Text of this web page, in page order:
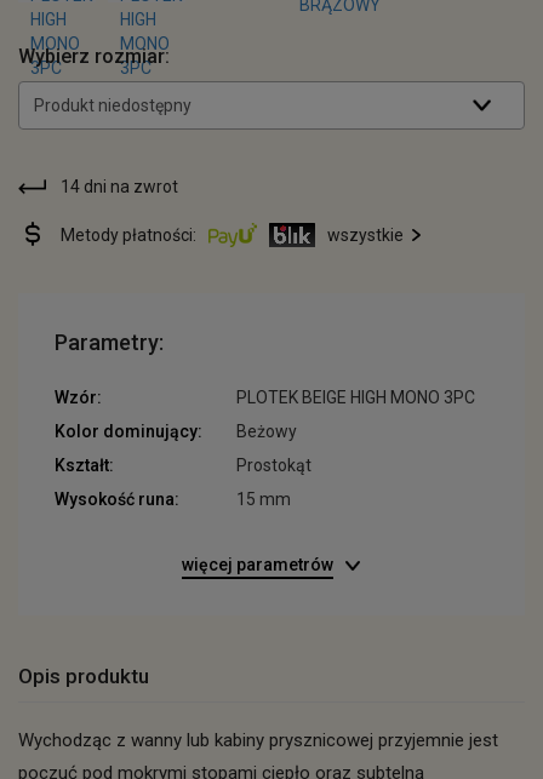
Wybierz rozmiar:
Produkt niedostępny
14 dni na zwrot
Metody płatności: wszystkie
Parametry:
Wzór:
PLOTEK BEIGE HIGH MONO 3PC
Kolor dominujący:
Beżowy
Kształt:
Prostokąt
Wysokość runa:
15 mm
więcej parametrów
Opis produktu
Wychodząc z wanny lub kabiny prysznicowej przyjemnie jest
poczuć pod mokrymi stopami ciepło oraz subtelną